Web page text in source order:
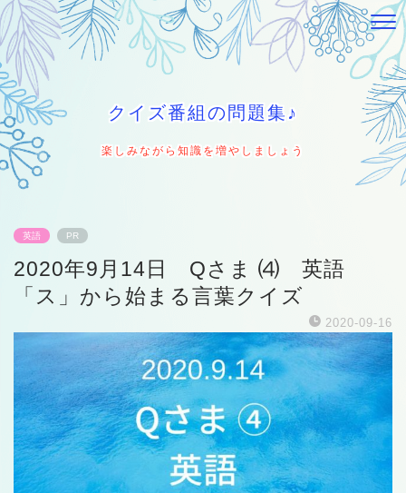
クイズ番組の問題集♪
楽しみながら知識を増やしましょう
英語 PR
2020年9月14日 Qさま ⑷ 英語
「ス」から始まる言葉クイズ
2020-09-16